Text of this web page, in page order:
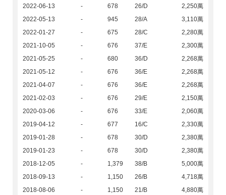
2022-06-13
- 678 26/D
2,250萬
2022-05-13
- 945 28/A
3,110萬
2022-01-27
- 675 28/C
2,280萬
2021-10-05
- 676 37/E
2,300萬
2021-05-25
- 680 36/D
2,268萬
2021-05-12
- 676 36/E
2,268萬
2021-04-07
- 676 36/E
2,268萬
2021-02-03
- 676 29/E
2,150萬
2020-03-06
- 676 33/E
2,060萬
2019-04-12
- 677 16/C
2,330萬
2019-01-28
- 678 30/D
2,380萬
2019-01-23
- 678 30/D
2,380萬
2018-12-05
- 1,379 38/B
5,000萬
2018-09-13
- 1,150 26/B
4,718萬
2018-08-06
- 1,150 21/B
4,880萬